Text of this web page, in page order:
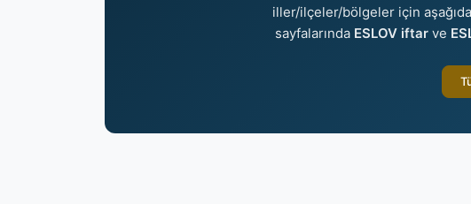
iller/ilçeler/bölgeler için
sayfalarında ESLOV iftarve